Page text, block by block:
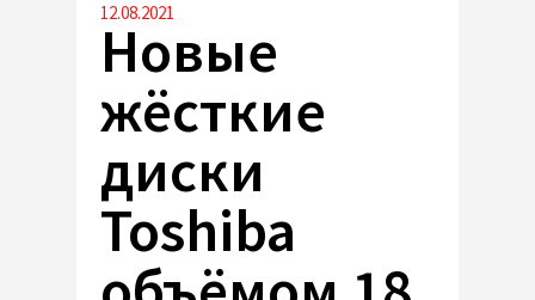
12.08.2021
Новые
жёсткие
диски
Toshiba